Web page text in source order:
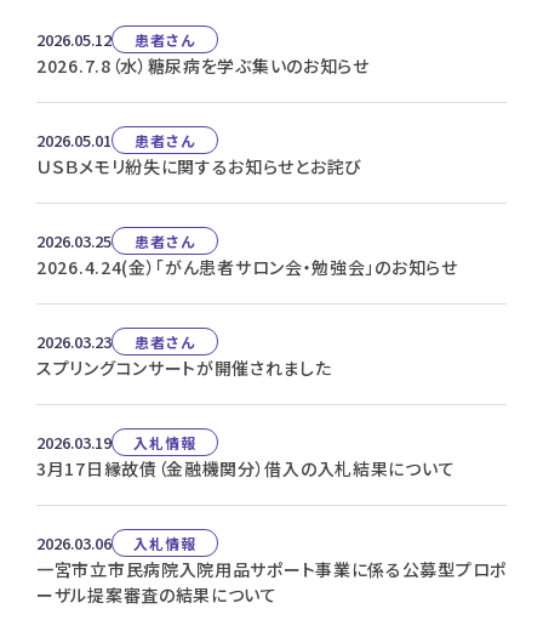
2026.05.12 患者さん
2026.7.8（水）糖尿病を学ぶ集いのお知らせ
2026.05.01 患者さん
ＵＳＢメモリ紛失に関するお知らせとお詫び
2026.03.25 患者さん
2026.4.24(金）「がん患者サロン会・勉強会」のお知らせ
2026.03.23 患者さん
スプリングコンサートが開催されました
2026.03.19 入札情報
3月17日縁故債（金融機関分）借入の入札結果について
2026.03.06 入札情報
一宮市立市民病院入院用品サポート事業に係る公募型プロポ
ーザル提案審査の結果について